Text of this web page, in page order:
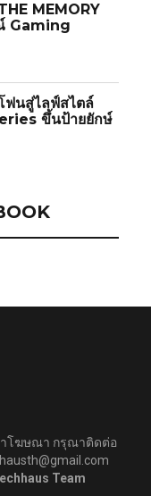
MEMORY
Gaming
ฟนสู่ไลฟ์สไตล์
ขึ้นป้ายยักษ์
าโฆษณา กรุณาติดต่อ
Team